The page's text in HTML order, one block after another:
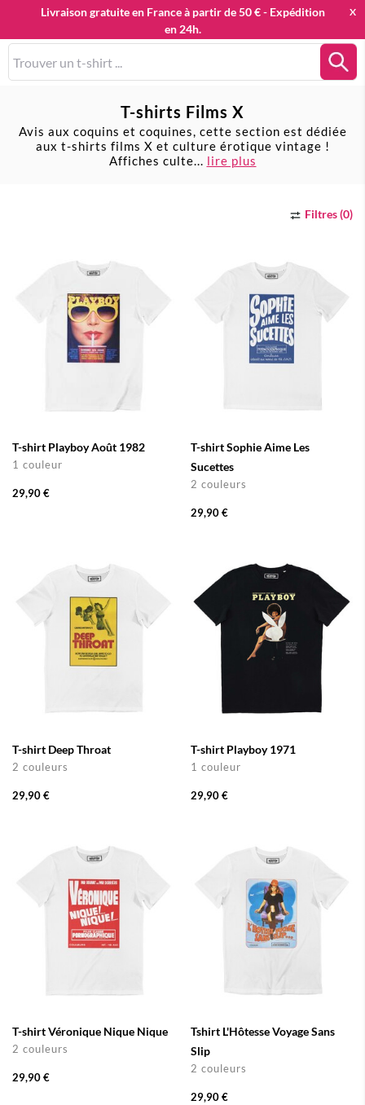
Livraison gratuite en France à partir de 50 € - Expédition
en 24h.
X
T-shirts Films X
Avis aux coquins et coquines, cette section est dédiée
aux t-shirts films X et culture érotique vintage !
Affiches culte... lire plus
Filtres (0)
T-shirt Playboy Août 1982
1 couleur
29,90 €
T-shirt Sophie Aime Les
Sucettes
2 couleurs
29,90 €
T-shirt Deep Throat
2 couleurs
29,90 €
T-shirt Playboy 1971
1 couleur
29,90 €
T-shirt Véronique Nique Nique
2 couleurs
29,90 €
Tshirt L'Hôtesse Voyage Sans
Slip
2 couleurs
29,90 €